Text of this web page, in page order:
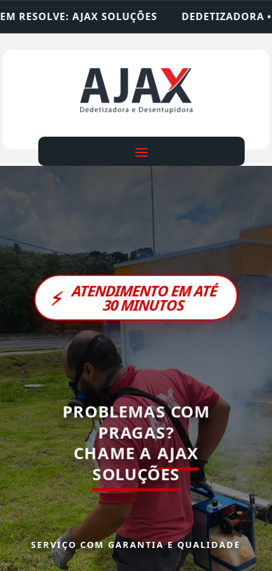
DEDETIZADORA • DESENTUPIDORA •
⚡ ATENDIMENTO EM ATÉ
30 MINUTOS
PROBLEMAS COM
PRAGAS?
CHAME AAJAX
SOLUÇÕES
SERVIÇO COM GARANTIA E QUALIDADE